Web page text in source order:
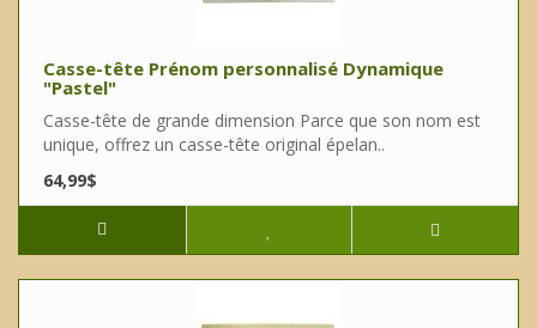
Casse-tête Prénom personnalisé Dynamique
"Pastel"
Casse-tête de grande dimension Parce que son nom est
unique, offrez un casse-tête original épelan..
64,99$